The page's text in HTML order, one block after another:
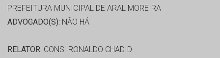
PREFEITURA MUNICIPAL DE ARAL MOREIRA
ADVOGADO(S): NÃO HÁ
RELATOR: CONS. RONALDO CHADID